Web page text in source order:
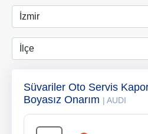
Süvariler Oto Servis
Boyasız Onarım | AUDI